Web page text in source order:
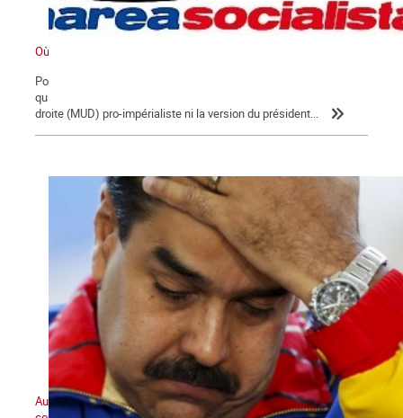
Où va le Venezuela ?
Pour comprendre la situation et lever le voile sur les informations
qui sont diffusées dans le monde, inutile d'écouter la coalition de
droite (MUD) pro-impérialiste ni la version du président...
Au cœur du marasme, un pôle anticapitaliste de masse prend